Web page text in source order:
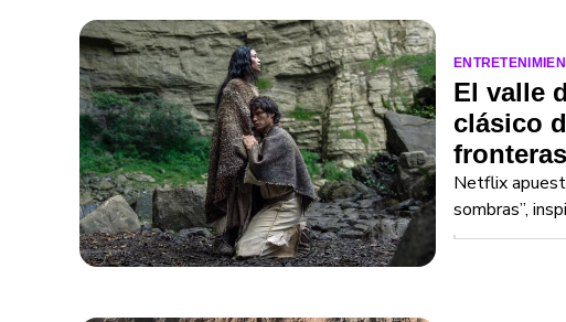
El valle
clásico
Netflix
sombras”,